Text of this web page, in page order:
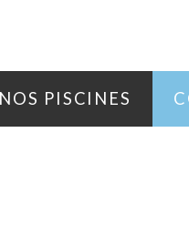
PISCINES